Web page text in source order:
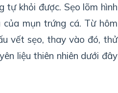
tự khỏi được. Sẹo lõm hình
của mụn trứng cá. Từ hôm
vết sẹo, thay vào đó, thử
liệu thiên nhiên dưới đây